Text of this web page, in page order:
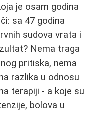
je osam godina
sa 47 godina
sudova vrata i
Nema traga
pritiska, nema
razlika u odnosu
terapiji - a koje su
bolova u